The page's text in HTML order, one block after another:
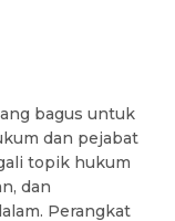
bagus untuk
dan pejabat
topik hukum
dan
Perangkat